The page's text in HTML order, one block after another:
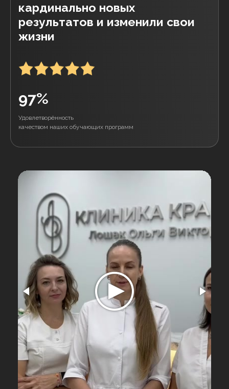
СТОИМОСТЬ:
20.000 руб. или €250
ПОДРОБНЕЕ
Спикер: Матвеева И.С.
Онлайн-курс 4 в 1: Липолитики, Биоревитализация,
Мезотерапия и PRP терапия! Глубокое понимание
составов и биомеханизмов для работы с
локальными жировыми отложениями и качеством
кожи на клеточном уровне.